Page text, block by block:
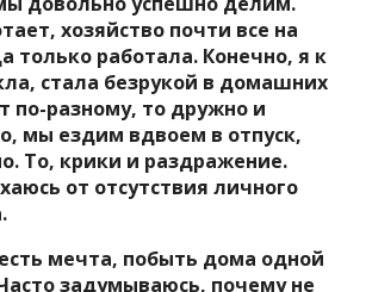
хозяйство почти все на
только работала. Конечно, я к
стала безрукой в домашних
по-разному, то дружно и
мы ездим вдвоем в отпуск,
То, крики и раздражение.
от отсутствия личного
мечта, побыть дома одной
задумываюсь, почему не